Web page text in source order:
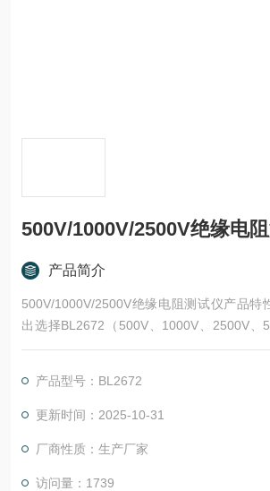
500V/1000V/2500V绝缘电
产品简介
500V/1000V/2500V绝缘电阻测试仪产品特
出选择BL2672（500V、1000V、2500V、
量程范围可达0～200GΩ，电阻量程范围可
张丝结构抗震能力强。机械指针的采用可容
化范围，点阵液晶屏的采用可指导用户操作仪
产品型号：BL2672
更新时间：2025-10-31
厂商性质：生产厂家
访问量：1739